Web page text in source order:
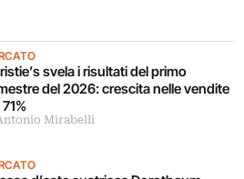
svela i risultati del primo
del 2026: crescita nelle vendite
Mirabelli